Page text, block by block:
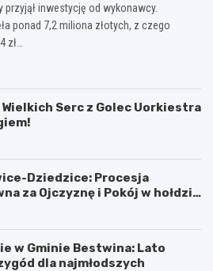
inwestycję od wykonawcy.
ponad 7,2 miliona złotych, z czego
Serc z Golec Uorkiestra
Dziedzice: Procesja
za Ojczyznę i Pokój w hołdzie
w Gminie Bestwina: Lato
dla najmłodszych